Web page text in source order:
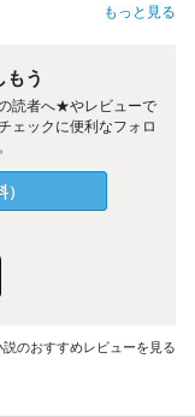
もっと見る
う
読者へ★やレビューで
ェックに便利なフォロ
）
説のおすすめレビューを見る